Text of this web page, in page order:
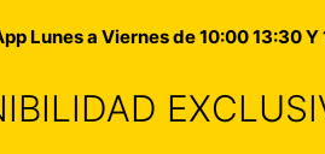
Lunes a Viernes de 10:00 13:30